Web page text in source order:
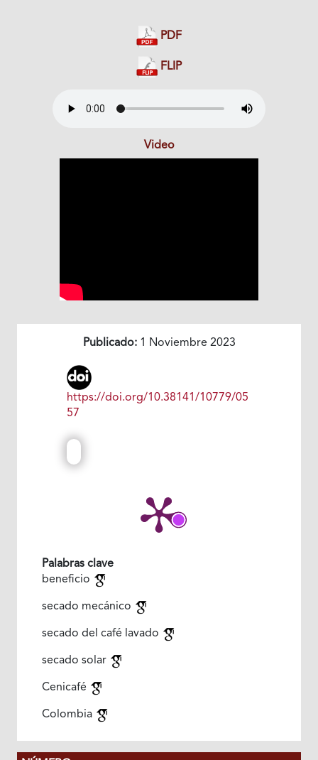
PDF
FLIP
Video
Publicado:1 Noviembre 2023
https://doi.org/10.38141/10779/05
57
Palabras clave
beneficio
secado mecánico
secado del café lavado
secado solar
Cenicafé
Colombia